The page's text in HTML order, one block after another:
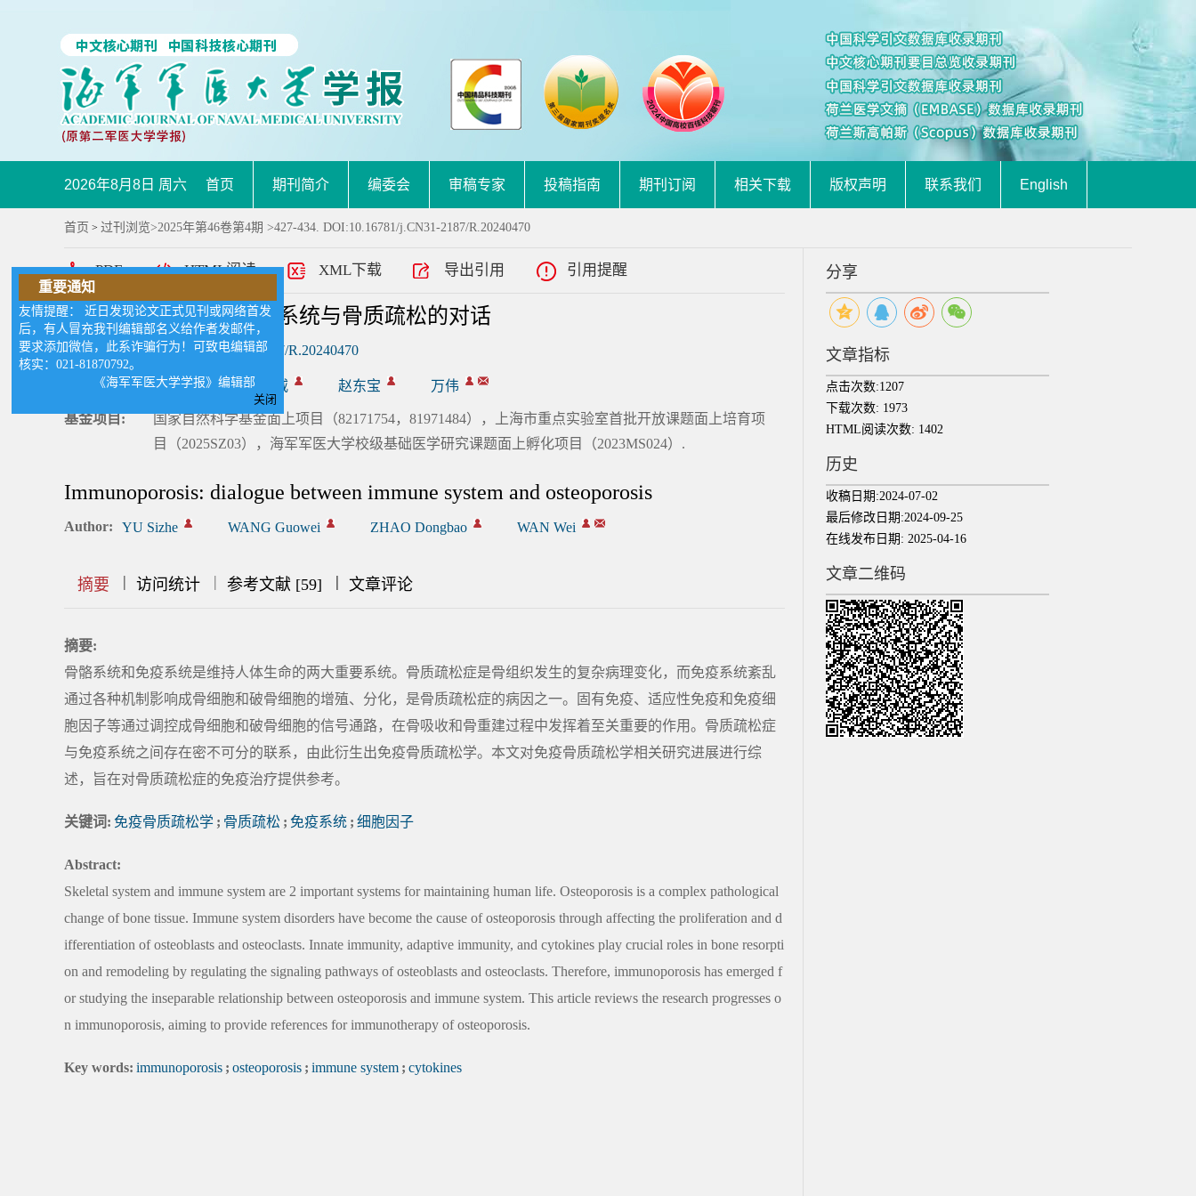
2026年8月8日 周六 首页 期刊简介 编委会 审稿专家 投稿指南 期刊订阅 相关下载 版权声明 联系我们 English
首页 > 过刊浏览>2025年第46卷第4期 >427-434. DOI:10.16781/j.CN31-2187/R.20240470
PDF HTML阅读 XML下载 导出引用 引用提醒
免疫骨质疏松学：免疫系统与骨质疏松的对话
DOI: 10.16781/j.CN31-2187/R.20240470
郁思哲 王国威 赵东宝 万伟
基金项目:
国家自然科学基金面上项目（82171754，81971484），上海市重点实验室首批开放课题面上培育项
目（2025SZ03），海军军医大学校级基础医学研究课题面上孵化项目（2023MS024）.
Immunoporosis: dialogue between immune system and osteoporosis
Author: YU Sizhe WANG Guowei ZHAO Dongbao WAN Wei
摘要 || 访问统计 | 参考文献 [59] |||| 文章评论
摘要:
骨骼系统和免疫系统是维持人体生命的两大重要系统。骨质疏松症是骨组织发生的复杂病理变化，而免疫系统紊乱
通过各种机制影响成骨细胞和破骨细胞的增殖、分化，是骨质疏松症的病因之一。固有免疫、适应性免疫和免疫细
胞因子等通过调控成骨细胞和破骨细胞的信号通路，在骨吸收和骨重建过程中发挥着至关重要的作用。骨质疏松症
与免疫系统之间存在密不可分的联系，由此衍生出免疫骨质疏松学。本文对免疫骨质疏松学相关研究进展进行综
述，旨在对骨质疏松症的免疫治疗提供参考。
关键词: 免疫骨质疏松学 ; 骨质疏松 ; 免疫系统 ; 细胞因子
Abstract:
Skeletal system and immune system are 2 important systems for maintaining human life. Osteoporosis is a complex pathological
change of bone tissue. Immune system disorders have become the cause of osteoporosis through affecting the proliferation and d
ifferentiation of osteoblasts and osteoclasts. Innate immunity, adaptive immunity, and cytokines play crucial roles in bone resorpti
on and remodeling by regulating the signaling pathways of osteoblasts and osteoclasts. Therefore, immunoporosis has emerged f
or studying the inseparable relationship between osteoporosis and immune system. This article reviews the research progresses o
n immunoporosis, aiming to provide references for immunotherapy of osteoporosis.
Key words: immunoporosis ; osteoporosis ; immune system ; cytokines
分享
文章指标
点击次数:1207
下载次数: 1973
HTML阅读次数: 1402
历史
收稿日期:2024-07-02
最后修改日期:2024-09-25
在线发布日期: 2025-04-16
文章二维码
重要通知
友情提醒： 近日发现论文正式见刊或网络首发
后，有人冒充我刊编辑部名义给作者发邮件，
要求添加微信，此系诈骗行为！可致电编辑部
核实：021-81870792。
《海军军医大学学报》编辑部
关闭